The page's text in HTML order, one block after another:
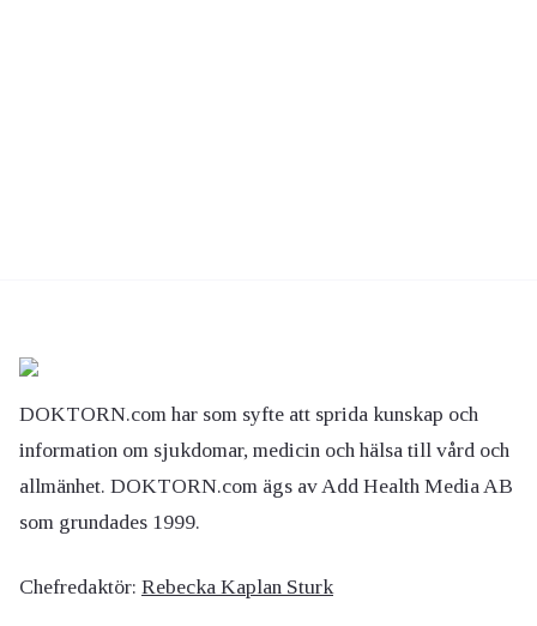
DOKTORN.com har som syfte att sprida kunskap och
information om sjukdomar, medicin och hälsa till vård och
allmänhet. DOKTORN.com ägs av Add Health Media AB
som grundades 1999.
Chefredaktör: Rebecka Kaplan Sturk